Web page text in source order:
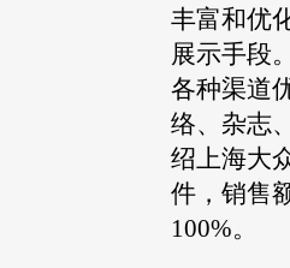
丰富和优
展示手段
各种渠道
络、杂志
绍上海大
件，销售
100%。